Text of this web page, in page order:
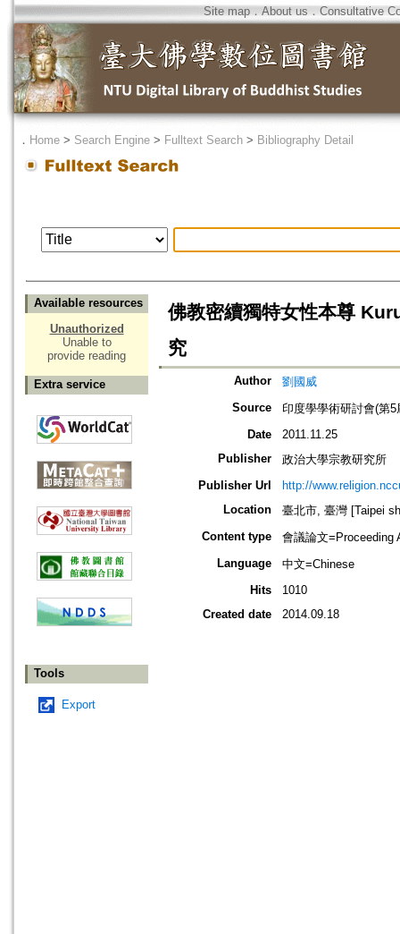
Site map．About us ． Consultative
． Home > Search Engine > Fulltext Search > Bibliography Detail
Available resources
Unauthorized
Unable to
provide reading
Extra service
Tools
Export
佛教密續獨特女性本尊
究
Author
劉國威
Source
印度學學術研討會(第5
Date
2011.11.25
Publisher
政治大學宗教研究所
Publisher Url
http://
Location
臺北市, 臺灣 [Taipei
Content type
會議論文=Proceeding
Language
中文=Chinese
Hits
1010
Created date
2014.09.18